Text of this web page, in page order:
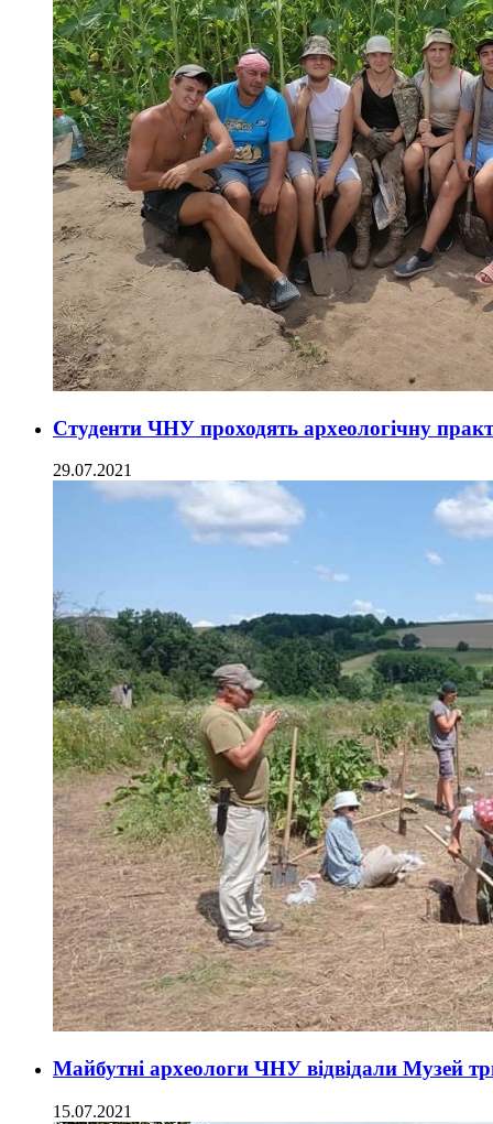
Студенти ЧНУ проходять археологічну
29.07.2021
Майбутні археологи ЧНУ відвідали Музей
15.07.2021